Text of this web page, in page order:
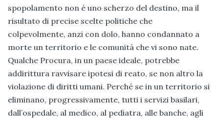
spopolamento non è uno scherzo del destino, ma il
risultato di precise scelte politiche che
colpevolmente, anzi con dolo, hanno condannato a
morte un territorio e le comunità che vi sono nate.
Qualche Procura, in un paese ideale, potrebbe
addirittura ravvisare ipotesi di reato, se non altro la
violazione di diritti umani. Perché se in un territorio si
eliminano, progressivamente, tutti i servizi basilari,
dall’ospedale, al medico, al pediatra, alle banche, agli